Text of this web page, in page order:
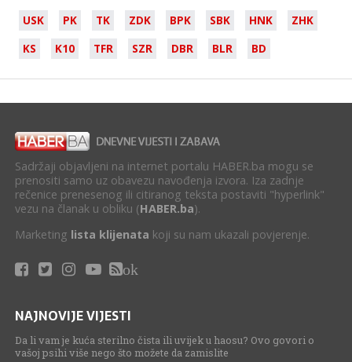
USK PK TK ZDK BPK SBK HNK
ZHK
KS
K10 TFR SZR DBR BLR BD
Sadržaji objavljeni na internet portalu HABER.ba mogu se
prenositi samo uz obavezu navođenja izvora. Iza zadnje
rečenice prenesenog ili citiranog teksta postaviti "hyperlink"
vezu na članak u obliku (HABER.ba).
Marketing lista klijenata koji su nam ukazali povjerenje.
ok
NAJNOVIJE VIJESTI
Da li vam je kuća sterilno čista ili uvijek u haosu? Ovo govori o
vašoj psihi više nego što možete da zamislite